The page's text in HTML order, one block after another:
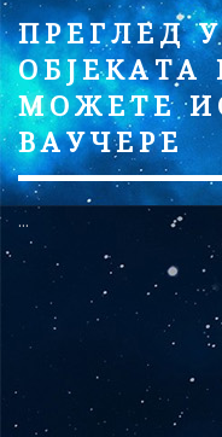
ПРЕГЛЕД
ОБЈЕКАТА
МОЖЕТЕ
ВАУЧЕРЕ
...